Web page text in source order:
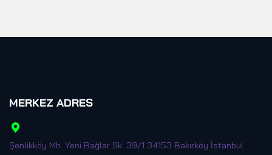
MERKEZ ADRES
Şenlikköy Mh. Yeni Bağlar Sk. 39/1 34153 Bakırköy İstanbul